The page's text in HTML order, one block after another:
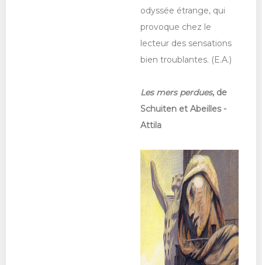
odyssée étrange, qui
provoque chez le
lecteur des sensations
bien troublantes. (E.A.)
Les mers perdues, de
Schuiten et Abeilles -
Attila